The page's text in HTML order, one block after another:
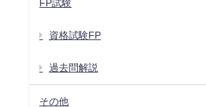
FP試験
資格試験FP
過去問解説
その他